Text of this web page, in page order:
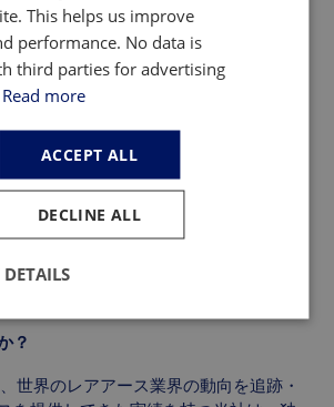
ビュー
ポート
の調達・戦略チーム、機関投資家、お
？
世界のレアアース業界の動向を追跡・
This helps us improve
performance. No data is
third parties for advertising
Read more
ACCEPT ALL
DECLINE ALL